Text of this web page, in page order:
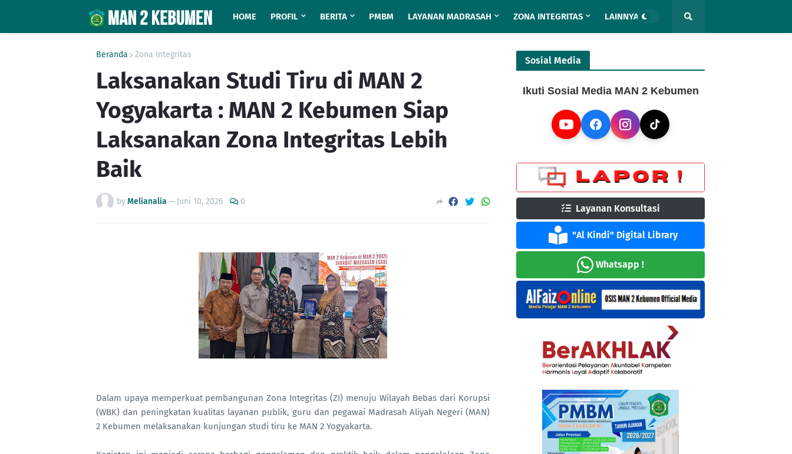
HOME PROFIL BERITA PMBM LAYANAN MADRASAH ZONA INTEGRITAS LAINNYA
Beranda Zona Integritas
Laksanakan Studi Tiru di MAN 2
Yogyakarta : MAN 2 Kebumen Siap
Laksanakan Zona Integritas Lebih
Baik
byMelianalia — Juni 10, 2026 0
Dalam upaya memperkuat pembangunan Zona Integritas (ZI) menuju Wilayah Bebas dari Korupsi
(WBK) dan peningkatan kualitas layanan publik, guru dan pegawai Madrasah Aliyah Negeri (MAN)
2 Kebumen melaksanakan kunjungan studi tiru ke MAN 2 Yogyakarta.
Sosial Media
Ikuti Sosial Media MAN 2 Kebumen
Layanan Konsultasi
"Al Kindi" Digital Library
Whatsapp !